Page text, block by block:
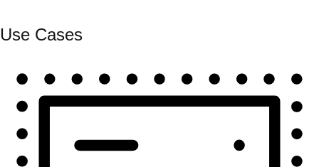
Use Cases